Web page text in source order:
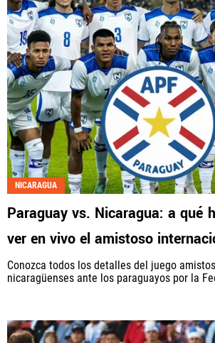
NICARAGUA
Paraguay vs. Nicaragua: a qué
ver en vivo el amistoso
Conozca todos los detalles del juego
nicaragüenses ante los paraguayos por la